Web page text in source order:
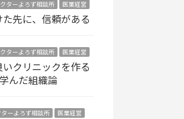
クターよろず相談所 医業経営
先に、信頼がある
クターよろず相談所 医業経営
クリニックを作る
んだ組織論
ターよろず相談所 医業経営